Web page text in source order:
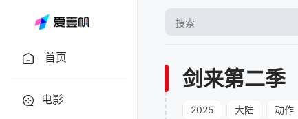
首页
电影
剑来第二季
2025 大陆 动作